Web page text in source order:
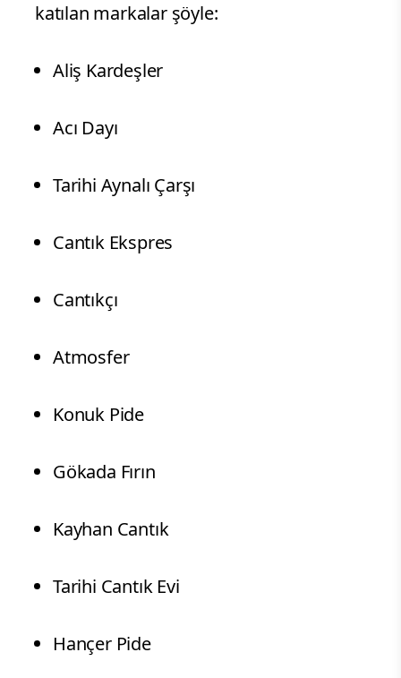
katılan markalar şöyle:
Aliş Kardeşler
Acı Dayı
Tarihi Aynalı Çarşı
Cantık Ekspres
Cantıkçı
Atmosfer
Konuk Pide
Gökada Fırın
Kayhan Cantık
Tarihi Cantık Evi
Hançer Pide